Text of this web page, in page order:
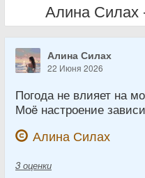
Алина Силах
Алина Силах
22 Июня 2026
Погода не влияет на
Моë настроение
Алина Силах
3 оценки